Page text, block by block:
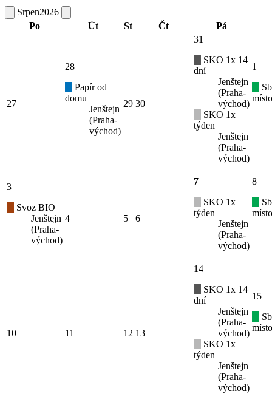
Srpen2026
Po
Út St Čt Pá
27
28
Papír od
domu
Jenštejn
(Praha-
východ)
29 30
31
SKO 1x 14
dní
Jenštejn
(Praha-
východ)
SKO 1x
týden
Jenštejn
(Praha-
východ)
1
3
Svoz BIO
Jenštejn
(Praha-
východ)
4 5 6
7
SKO 1x
týden
Jenštejn
(Praha-
východ)
8
10 11 12 13
14
SKO 1x 14
dní
Jenštejn
(Praha-
východ)
SKO 1x
týden
Jenštejn
(Praha-
východ)
15